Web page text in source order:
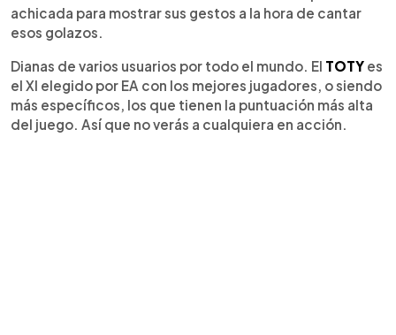
achicada para mostrar sus gestos a la hora de cantar
esos golazos.
Dianas de varios usuarios por todo el mundo. El TOTY es
el XI elegido por EA con los mejores jugadores, o siendo
más específicos, los que tienen la puntuación más alta
del juego. Así que no verás a cualquiera en acción.